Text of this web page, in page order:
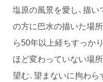
塩原の風景を愛し、描
の方に巴水の描いた場
ら50年以上経ちすっか
ほど変わっていない場所
望む、望まないに拘わ